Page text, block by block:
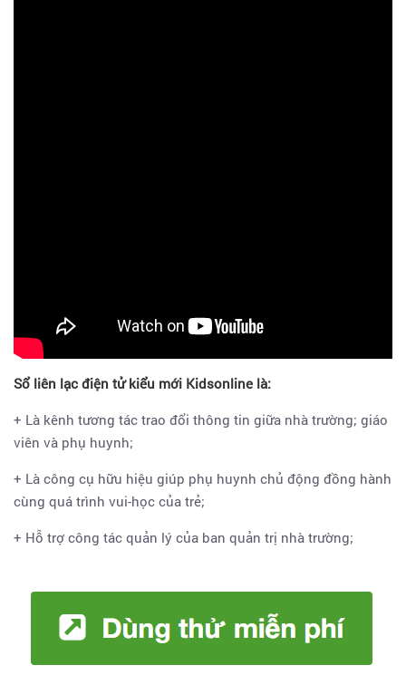
Sổ liên lạc điện tử kiểu mới Kidsonline là:
+ Là kênh tương tác trao đổi thông tin giữa nhà trường; giáo
viên và phụ huynh;
+ Là công cụ hữu hiệu giúp phụ huynh chủ động đồng hành
cùng quá trình vui-học của trẻ;
+ Hỗ trợ công tác quản lý của ban quản trị nhà trường;